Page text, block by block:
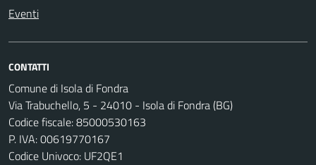
Eventi
CONTATTI
Comune di Isola di Fondra
Via Trabuchello, 5 - 24010 - Isola di Fondra (BG)
Codice fiscale: 85000530163
P. IVA: 00619770167
Codice Univoco: UF2QE1